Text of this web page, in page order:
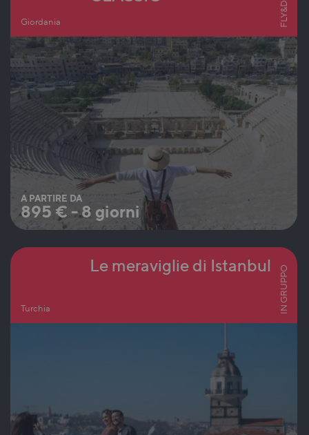
Giordania
A PARTIRE DA
895 € -8 giorni
Turchia
Le meraviglie di Istanbul IN GRUPPO